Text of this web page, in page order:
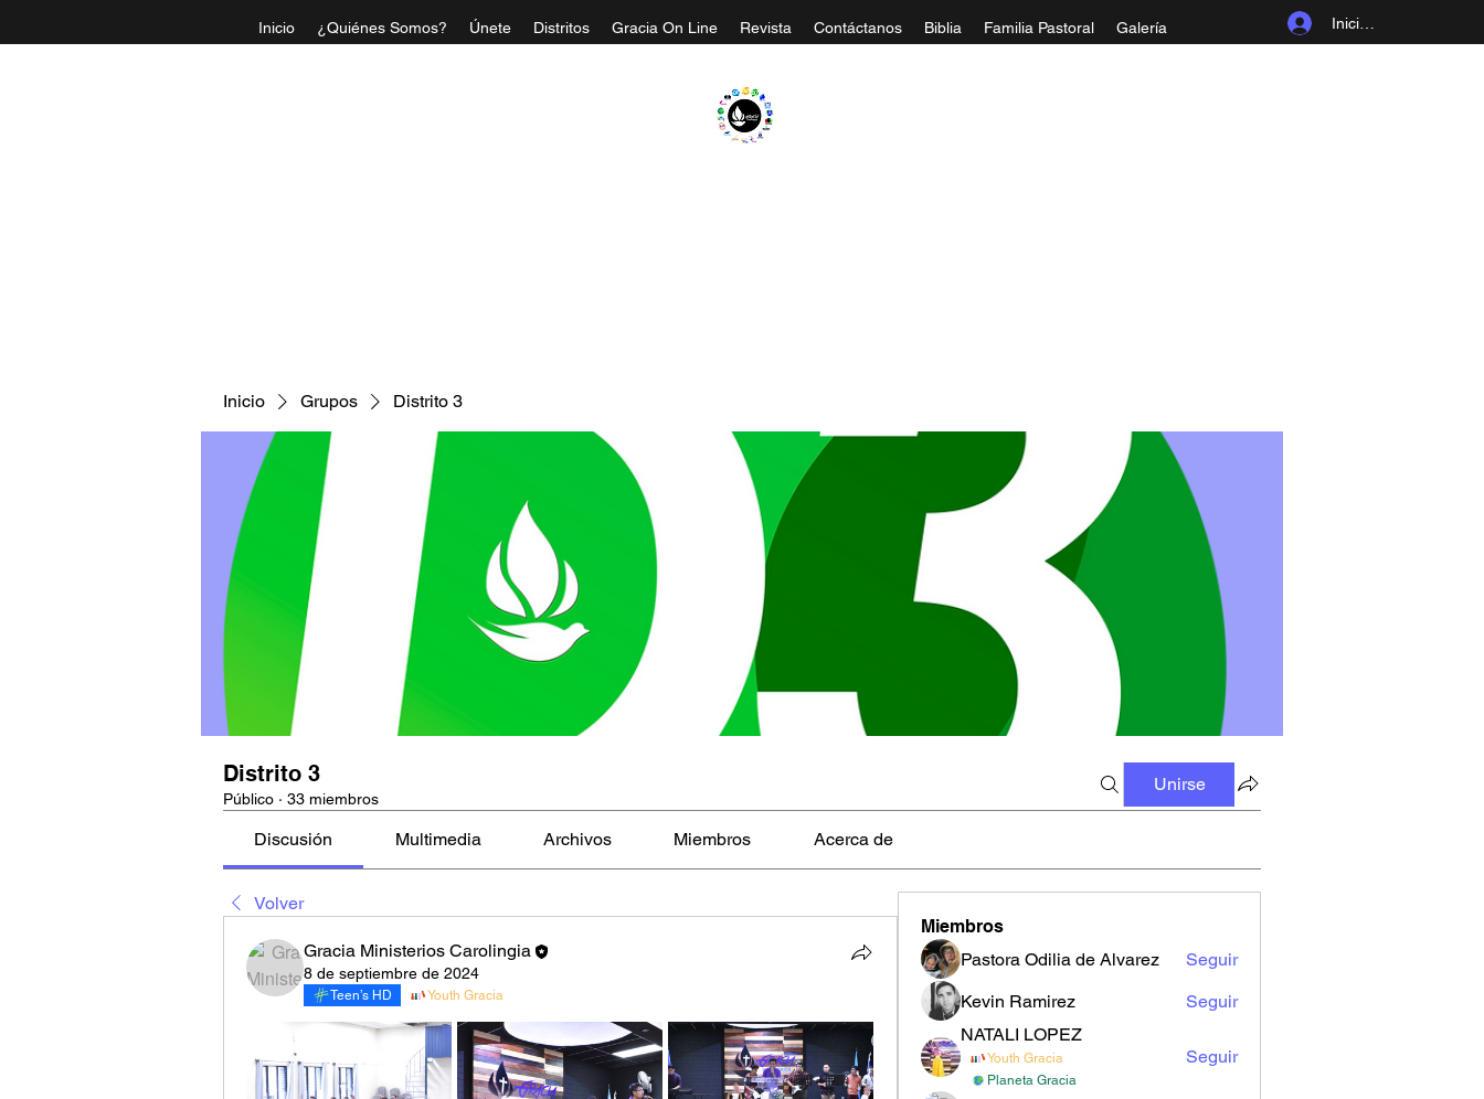
Iniciar sesión
Inicio ¿Quiénes Somos? Únete Distritos Gracia On Line Revista Contáctanos Biblia Familia Pastoral Galería
Inicio Grupos Distrito 3
Distrito 3
Público · 33 miembros
Unirse
Discusión Multimedia Archivos Miembros Acerca de
Volver
Gracia Ministerios Carolingia
8 de septiembre de 2024
Teen’s HD Youth Gracia
Miembros
Pastora Odilia de Alvarez
Seguir
Kevin Ramirez
Seguir
NATALI LOPEZ
Youth Gracia
Planeta Gracia
Seguir